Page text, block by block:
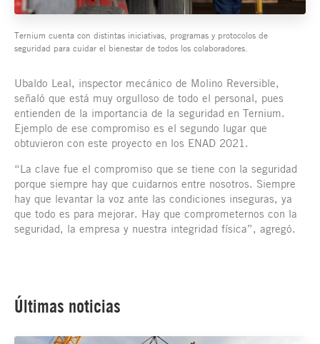
Ternium cuenta con distintas iniciativas, programas y protocolos de
seguridad para cuidar el bienestar de todos los colaboradores.
Ubaldo Leal, inspector mecánico de Molino Reversible,
señaló que está muy orgulloso de todo el personal, pues
entienden de la importancia de la seguridad en Ternium.
Ejemplo de ese compromiso es el segundo lugar que
obtuvieron con este proyecto en los ENAD 2021.
“La clave fue el compromiso que se tiene con la seguridad
porque siempre hay que cuidarnos entre nosotros. Siempre
hay que levantar la voz ante las condiciones inseguras, ya
que todo es para mejorar. Hay que comprometernos con la
seguridad, la empresa y nuestra integridad física”, agregó.
Últimas noticias